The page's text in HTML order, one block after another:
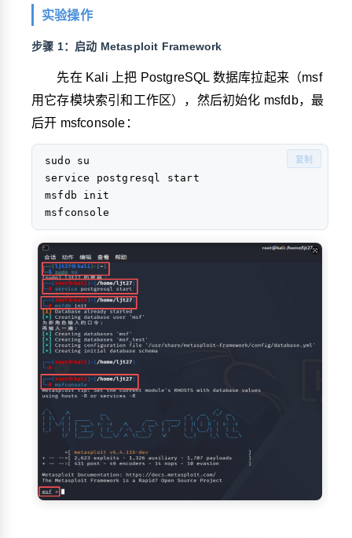
实验操作
步骤 1：启动 Metasploit Framework
先在 Kali 上把 PostgreSQL 数据库拉起来（msf
用它存模块索引和工作区），然后初始化 msfdb，最
后开 msfconsole：
sudo su
service postgresql start
msfdb init
复制